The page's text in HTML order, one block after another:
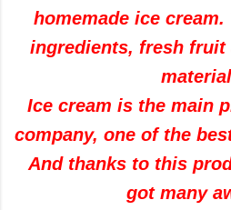
homemade ice
ingredients, fresh fruit
Ice cream is the main
company, one of the
And thanks to this
got many